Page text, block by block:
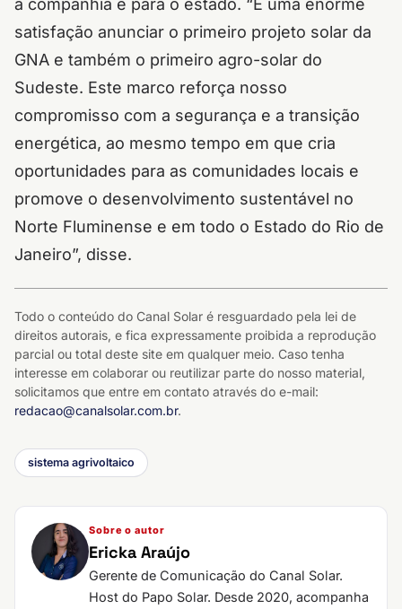
a companhia e para o estado. “É uma enorme
satisfação anunciar o primeiro projeto solar da
GNA e também o primeiro agro-solar do
Sudeste. Este marco reforça nosso
compromisso com a segurança e a transição
energética, ao mesmo tempo em que cria
oportunidades para as comunidades locais e
promove o desenvolvimento sustentável no
Norte Fluminense e em todo o Estado do Rio de
Janeiro”, disse.
Todo o conteúdo do Canal Solar é resguardado pela lei de
direitos autorais, e fica expressamente proibida a reprodução
parcial ou total deste site em qualquer meio. Caso tenha
interesse em colaborar ou reutilizar parte do nosso material,
solicitamos que entre em contato através do e-mail:
redacao@canalsolar.com.br.
sistema agrivoltaico
Sobre o autor
Ericka Araújo
Gerente de Comunicação do Canal Solar.
Host do Papo Solar. Desde 2020, acompanha